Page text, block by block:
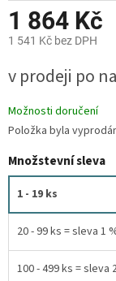
1 864 Kč
1 541 Kč bez DPH
cena:
v prodeji po
Možnosti doručení
Položka byla
Množstevní sleva
1 - 19 ks
20 - 99 ks = sleva 1
100 - 499 ks = sleva